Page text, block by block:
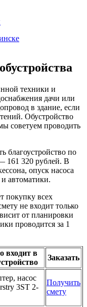
техники и
дачи или
в здание, если
Обустройство
советуем проводить
благоустройство по
161 320 рублей. В
опуск насоса
автоматики.
покупку всех
не входит только
от планировки
проводится за 1
входит в
Заказать
насос
3ST 2-
Получить
смету